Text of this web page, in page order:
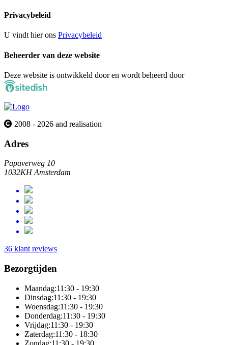
Privacybeleid
U vindt hier ons Privacybeleid
Beheerder van deze website
Deze website is ontwikkeld door en wordt beheerd door
2008 - 2026 and realisation
Adres
Papaverweg 10
1032KH Amsterdam
36 klant reviews
Bezorgtijden
Maandag:11:30 - 19:30
Dinsdag:11:30 - 19:30
Woensdag:11:30 - 19:30
Donderdag:11:30 - 19:30
Vrijdag:11:30 - 19:30
Zaterdag:11:30 - 18:30
Zondag:11:30 - 19:30